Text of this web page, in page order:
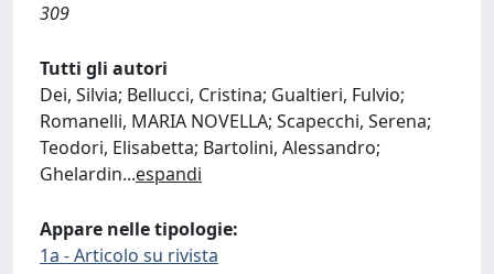
309
Tutti gli autori
Dei, Silvia; Bellucci, Cristina; Gualtieri, Fulvio;
Romanelli, MARIA NOVELLA; Scapecchi, Serena;
Teodori, Elisabetta; Bartolini, Alessandro;
Ghelardin...espandi
Appare nelle tipologie:
1a - Articolo su rivista